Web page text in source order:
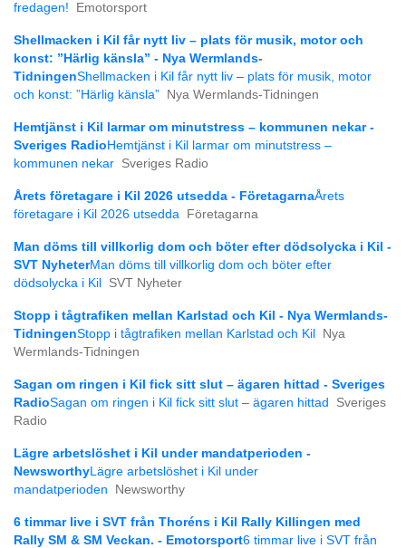
fredagen!
Emotorsport
Shellmacken i Kil får nytt liv – plats för musik, motor och
konst: ”Härlig känsla” - Nya Wermlands-
TidningenShellmacken i Kil får nytt liv – plats för musik, motor
och konst: ”Härlig känsla”
Nya Wermlands-Tidningen
Hemtjänst i Kil larmar om minutstress – kommunen nekar -
Sveriges Radio Hemtjänst i Kil larmar om minutstress –
kommunen nekar Sveriges Radio
Årets företagare i Kil 2026 utsedda - FöretagarnaÅrets
företagare i Kil 2026 utsedda
Företagarna
Man döms till villkorlig dom och böter efter dödsolycka i Kil -
SVT NyheterMan döms till villkorlig dom och böter efter
dödsolycka i Kil
SVT Nyheter
Stopp i tågtrafiken mellan Karlstad och Kil - Nya Wermlands-
TidningenStopp i tågtrafiken mellan Karlstad och Kil
Nya
Wermlands-Tidningen
Sagan om ringen i Kil fick sitt slut – ägaren hittad - Sveriges
RadioSagan om ringen i Kil fick sitt slut – ägaren hittad
Sveriges
Radio
Lägre arbetslöshet i Kil under mandatperioden -
NewsworthyLägre arbetslöshet i Kil under
mandatperioden
Newsworthy
6 timmar live i SVT från Thoréns i Kil Rally Killingen med
Rally SM & SM Veckan. - Emotorsport6 timmar live i SVT från